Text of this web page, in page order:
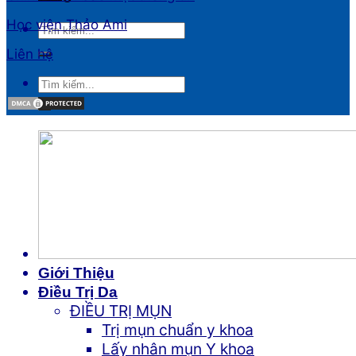
Học viện Thảo Ami
Liên hệ
Giới Thiệu
Điều Trị Da
ĐIỀU TRỊ MỤN
Trị mụn chuẩn y khoa
Lấy nhân mụn Y khoa